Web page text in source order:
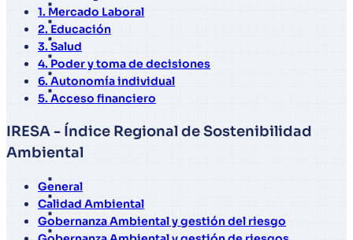
1. Mercado Laboral
2. Educación
3. Salud
4. Poder y toma de decisiones
6. Autonomía individual
5. Acceso financiero
IRESA - Índice Regional de Sostenibilidad
Ambiental
General
Calidad Ambiental
Gobernanza Ambiental y gestión del riesgo